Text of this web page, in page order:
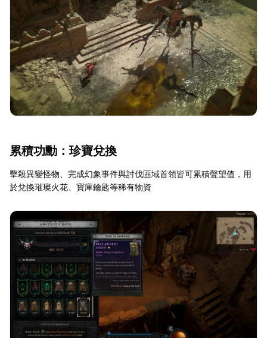
累積功勳：珍寶兌換
擊殺異變怪物、完成幻象事件與討伐區域首領皆可累積聲望值，用
於兌換璀璨火花、寶庫鑰匙等稀有物資